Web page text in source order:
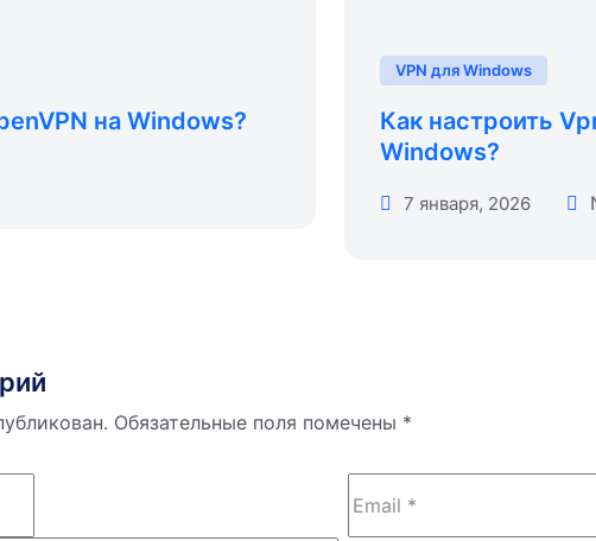
на Windows?
VPN для Windows
Как настроить
Windows?
7 января, 2026
Обязательные поля помечены *